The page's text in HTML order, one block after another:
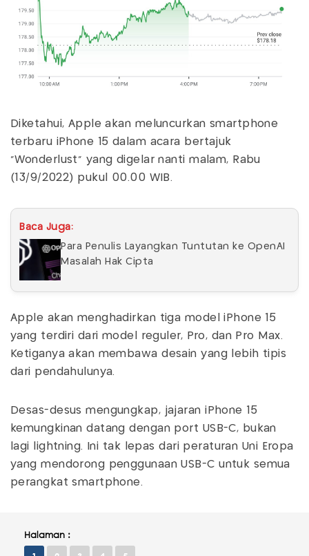
Diketahui, Apple akan meluncurkan smartphone
terbaru iPhone 15 dalam acara bertajuk
"Wonderlust" yang digelar nanti malam, Rabu
(13/9/2022) pukul 00.00 WIB.
Baca Juga:
Para Penulis Layangkan Tuntutan ke OpenAI
Masalah Hak Cipta
Apple akan menghadirkan tiga model iPhone 15
yang terdiri dari model reguler, Pro, dan Pro Max.
Ketiganya akan membawa desain yang lebih tipis
dari pendahulunya.
Desas-desus mengungkap, jajaran iPhone 15
kemungkinan datang dengan port USB-C, bukan
lagi lightning. Ini tak lepas dari peraturan Uni Eropa
yang mendorong penggunaan USB-C untuk semua
perangkat smartphone.
Halaman :